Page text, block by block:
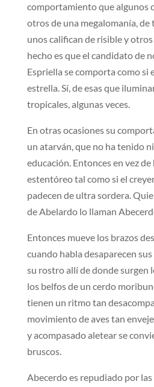
comportamiento que algunos
otros de una megalomanía, de
unos califican de risible y
hecho es que el candidato de
Espriella se comporta como si
estrella. Sí, de esas que
tropicales, algunas veces.
En otras ocasiones su
un atarván, que no ha tenido
educación. Entonces en vez
estentóreo tal como si el
padecen de ultra sordera.
de Abelardo lo llaman
Entonces mueve los brazos
cuando habla desaparecen
su rostro allí de donde surgen
los belfos de un cerdo
tienen un ritmo tan
movimiento de aves tan
y acompasado aletear se
bruscos.
Abecerdo es repudiado por las